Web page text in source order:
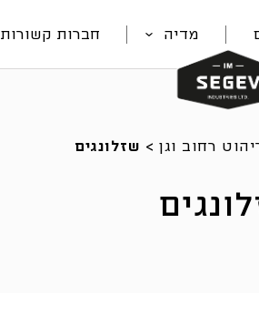
מדיה חברות קשורות
רחוב וגן> שזלונגים